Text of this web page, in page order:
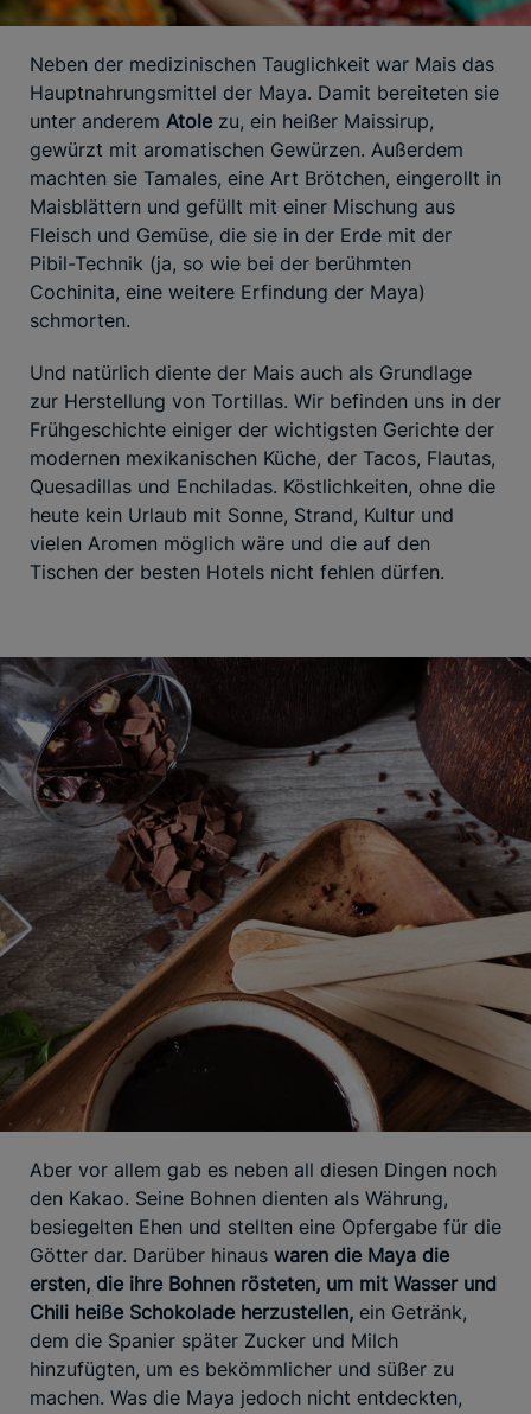
Neben der medizinischen Tauglichkeit war Mais das
Hauptnahrungsmittel der Maya. Damit bereiteten sie
unter anderem Atole zu, ein heißer Maissirup,
gewürzt mit aromatischen Gewürzen. Außerdem
machten sie Tamales, eine Art Brötchen, eingerollt in
Maisblättern und gefüllt mit einer Mischung aus
Fleisch und Gemüse, die sie in der Erde mit der
Pibil-Technik (ja, so wie bei der berühmten
Cochinita, eine weitere Erfindung der Maya)
schmorten.
Und natürlich diente der Mais auch als Grundlage
zur Herstellung von Tortillas. Wir befinden uns in der
Frühgeschichte einiger der wichtigsten Gerichte der
modernen mexikanischen Küche, der Tacos, Flautas,
Quesadillas und Enchiladas. Köstlichkeiten, ohne die
heute kein Urlaub mit Sonne, Strand, Kultur und
vielen Aromen möglich wäre und die auf den
Tischen der besten Hotels nicht fehlen dürfen.
Aber vor allem gab es neben all diesen Dingen noch
den Kakao. Seine Bohnen dienten als Währung,
besiegelten Ehen und stellten eine Opfergabe für die
Götter dar. Darüber hinaus waren die Maya die
ersten, die ihre Bohnen rösteten, um mit Wasser und
Chili heiße Schokolade herzustellen, ein Getränk,
dem die Spanier später Zucker und Milch
hinzufügten, um es bekömmlicher und süßer zu
machen. Was die Maya jedoch nicht entdeckten,